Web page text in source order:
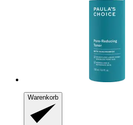
Warenkorb